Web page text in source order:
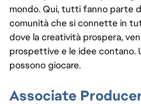
mondo. Qui, tutti fanno parte
comunità che si connette in
dove la creatività prospera,
prospettive e le idee contano.
possono giocare.
Associate